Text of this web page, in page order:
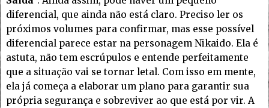
diferencial, que ainda não está claro. Preciso ler os
próximos volumes para confirmar, mas esse possível
diferencial parece estar na personagem Nikaido. Ela é
astuta, não tem escrúpulos e entende perfeitamente
que a situação vai se tornar letal. Com isso em mente,
ela já começa a elaborar um plano para garantir sua
própria segurança e sobreviver ao que está por vir. A